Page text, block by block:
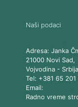
Naši podaci
Adresa: Janka
21000 Novi Sad,
Vojvodina- Srbija
Tel: +381 65 201
Email:
Radno vreme